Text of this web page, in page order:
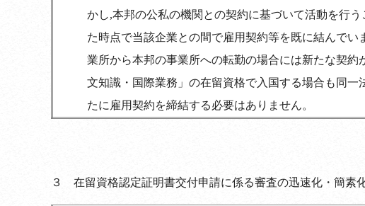
かし,本邦の公私の機関との契約に基づいて活動を行
た時点で当該企業との間で雇用契約等を既に結んで
業所から本邦の事業所への転勤の場合には新たな契
文知識・国際業務」の在留資格で入国する場合も同
たに雇用契約を締結する必要はありません。
３ 在留資格認定証明書交付申請に係る審査の迅速化・簡素